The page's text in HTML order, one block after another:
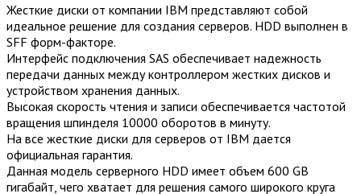
6G
SFF
[00Y8859]
Жесткие диски от компании IBM представляют собой
идеальное решение для создания серверов. HDD выполнен в
SFF форм-факторе.
Интерфейс подключения SAS обеспечивает надежность
передачи данных между контроллером жестких дисков и
устройством хранения данных.
Высокая скорость чтения и записи обеспечивается частотой
вращения шпинделя 10000 оборотов в минуту.
На все жесткие диски для серверов от IBM дается
официальная гарантия.
Данная модель серверного HDD имеет объем 600 GB
гигабайт, чего хватает для решения самого широкого круга